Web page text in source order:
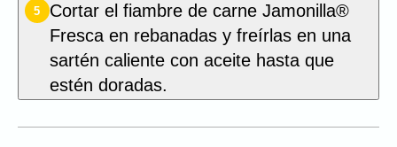
5
Cortar el fiambre de carne Jamonilla®
Fresca en rebanadas y freírlas en una
sartén caliente con aceite hasta que
estén doradas.